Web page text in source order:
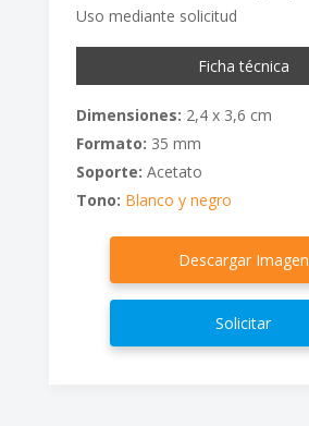
Uso mediante solicitud
Ficha técnica
Dimensiones: 2,4 x 3,6 cm
Formato: 35 mm
Soporte: Acetato
Tono: Blanco y negro
Descargar Imagen
Solicitar